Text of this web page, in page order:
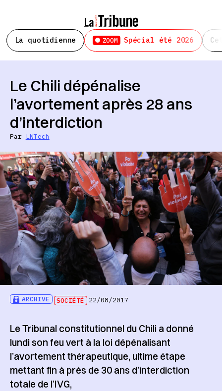
La quotidienne ZOOM Spécial été 2026
ARCHIVE SOCIÉTÉ 22/08/2017
Le Chili dépénalise
l’avortement après 28 ans
d’interdiction
Par LNTech
Le Tribunal constitutionnel du Chili a donné
lundi son feu vert à la loi dépénalisant
l’avortement thérapeutique, ultime étape
mettant fin à près de 30 ans d’interdiction
totale de l’IVG,